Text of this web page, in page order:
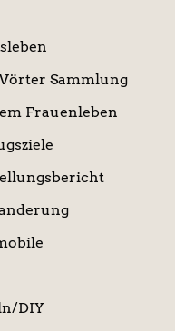
Sammlung
Frauenleben
DIY